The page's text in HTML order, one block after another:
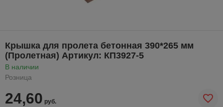
Крышка для пролета бетонная 390*265 мм
(Пролетная) Артикул: КП3927-5
В наличии
Розница
24,60 руб.